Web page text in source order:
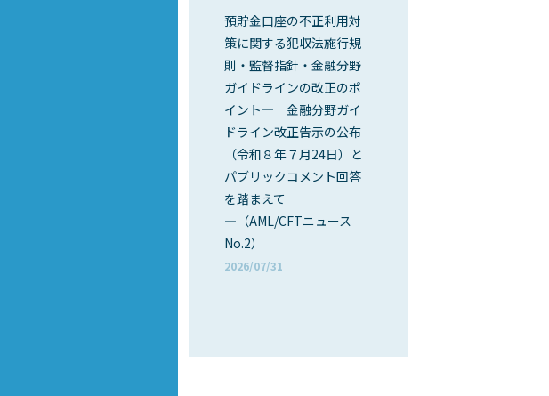
預貯金口座の不正利用対
策に関する犯収法施行規
則・監督指針・金融分野
ガイドラインの改正のポ
イント― 金融分野ガイ
ドライン改正告示の公布
（令和８年７月24日）と
パブリックコメント回答
を踏まえて
―（AML/CFTニュース
No.2）
2026/07/31